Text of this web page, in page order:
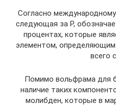
Согласно
следующая за Р,
процентах, которые
элементом, определяющим
всего
Помимо вольфрама для
наличие таких
молибден, которые в